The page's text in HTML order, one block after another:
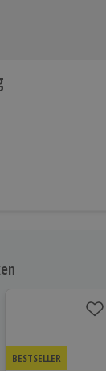
BESTSELLER